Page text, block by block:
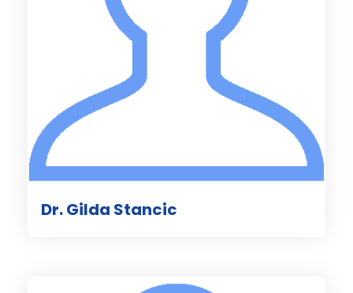
Dr. Gilda Stancic